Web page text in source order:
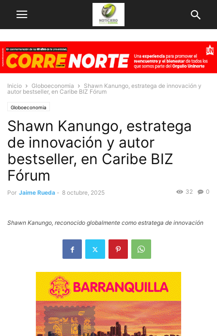
Inicio Globoeconomia
Shawn Kanungo, estratega de innovación y
autor bestseller, en Caribe BIZ Fórum
Globoeconomia
Shawn Kanungo, estratega
de innovación y autor
bestseller, en Caribe BIZ
Fórum
Por Jaime Rueda - 8 octubre, 2025 0
32
Shawn Kanungo, reconocido globalmente como estratega de innovación